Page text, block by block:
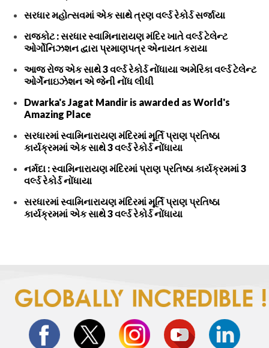
સરધાર મહોત્સવમાં એક સાથે ત્રણ વર્લ્ડ રેકોર્ડ સર્જાયા
રાજકોટ : સરધાર સ્વામિનારાયણ મંદિર ખાતે વર્લ્ડ ટેલેન્ટ
ઓર્ગોનિઝશન દ્વારા પ્રમાણપત્ર એનાયત કરાયા
આજ રોજ એક સાથે 3 વર્લ્ડ રેકોર્ડ નોંધાયા અમેરિકા વર્લ્ડ ટેલેન્ટ
ઓર્ગેનાઇઝેશન એ જેની નોંધ લીધી
Dwarka's Jagat Mandir is awarded as World's
Amazing Place
સરધારમાં સ્વામિનારાયણ મંદિરમાં મૂર્તિ પ્રાણ પ્રતિષ્ઠા
કાર્યક્રમમાં એક સાથે 3 વર્લ્ડ રેકોર્ડ નોંધાયા
નર્મદા : સ્વામિનારાયણ મંદિરમાં પ્રાણ પ્રતિષ્ઠા કાર્યક્રમમાં 3
વર્લ્ડ રેકોર્ડ નોંધાયા
સરધારમાં સ્વામિનારાયણ મંદિરમાં મૂર્તિ પ્રાણ પ્રતિષ્ઠા
કાર્યક્રમમાં એક સાથે 3 વર્લ્ડ રેકોર્ડ નોંધાયા